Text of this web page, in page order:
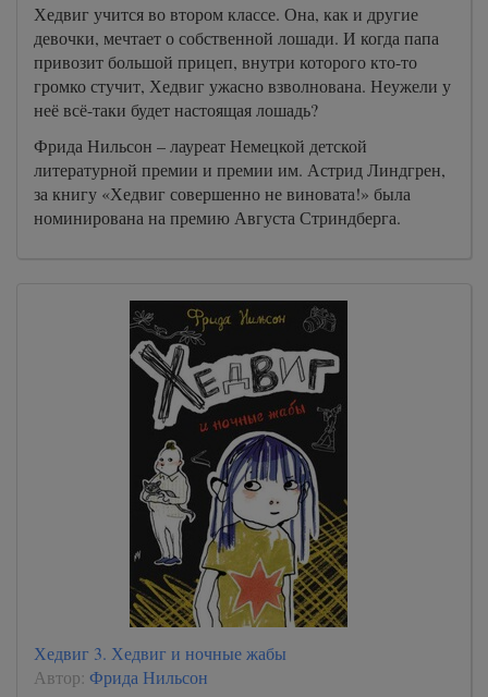
Хедвиг учится во втором классе. Она, как и другие
девочки, мечтает о собственной лошади. И когда папа
привозит большой прицеп, внутри которого кто-то
громко стучит, Хедвиг ужасно взволнована. Неужели у
неё всё-таки будет настоящая лошадь?
Фрида Нильсон – лауреат Немецкой детской
литературной премии и премии им. Астрид Линдгрен,
за книгу «Хедвиг совершенно не виновата!» была
номинирована на премию Августа Стриндберга.
Хедвиг 3. Хедвиг и ночные жабы
Автор: Фрида Нильсон